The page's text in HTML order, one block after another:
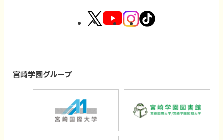
外
ト
を
別
ウ
外
ト
ウ
外
ト
外
ト
を
別
宮崎学園グループ
サ
サ